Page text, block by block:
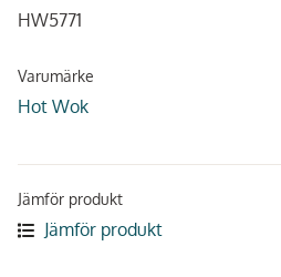
HW5771
Varumärke
Hot Wok
Jämför produkt
Jämför produkt